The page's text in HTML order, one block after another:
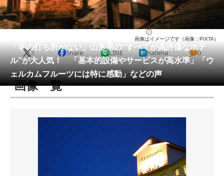
住まい 教育・育児
動物 リサーチ
会員記事
メディア
注目記事を集めた総合ページ
「非の打ち所がない」山形県の“すべてが高評価なホテ
ル”が大人気！ 「基本的設備やサービスが高水準」「ウ
ェルカムフルーツには特に感動」などの声
画像はイメージです（画像：PIXTA）
X Share LINE hatena 0
画像一覧